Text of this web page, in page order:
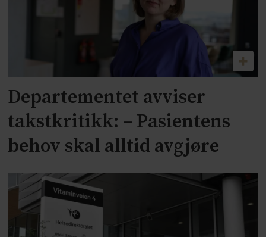
Departementet avviser
takstkritikk: – Pasientens
behov skal alltid avgjøre